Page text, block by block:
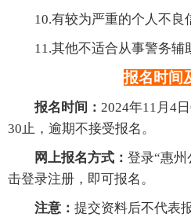
10.有较为严重的个人不良
11.其他不适合从事警务辅
报名时间
报名时间： 2024年11月4
30止，逾期不接受报名。
网上报名方式： 登录“惠州
击登录注册，即可报名。
注意： 提交资料后不代表